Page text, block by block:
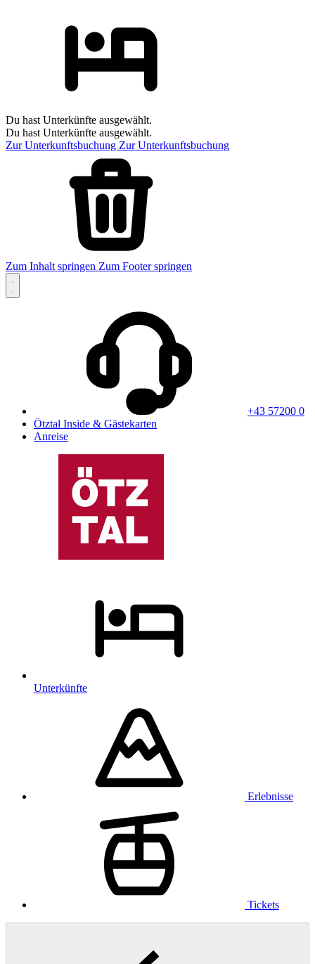
Du hast Unterkünfte ausgewählt.
Du hast Unterkünfte ausgewählt.
Zur Unterkunftsbuchung Zur Unterkunftsbuchung
Zum Inhalt springen Zum Footer springen
+43 57200 0
Ötztal Inside & Gästekarten
Anreise
Unterkünfte
Erlebnisse
Tickets